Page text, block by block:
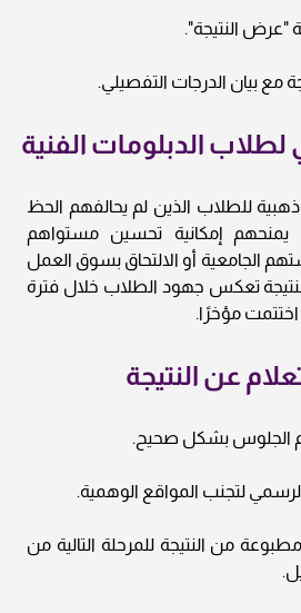
"عرض النتيجة".
مع بيان الدرجات التفصيلي.
لطلاب الدبلومات الفنية
ذهبية للطلاب الذين لم يحالفهم الحظ
يمنحهم إمكانية تحسين مستواهم
الجامعية أو الالتحاق بسوق العمل
تعكس جهود الطلاب خلال فترة
اختتمت مؤخرًا.
عن النتيجة
الجلوس بشكل صحيح.
لتجنب المواقع الوهمية.
من النتيجة للمرحلة التالية من